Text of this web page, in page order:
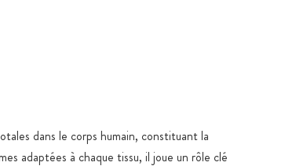
Stockage en verre ambré ou dans
spécifiques selon le règlement CE 10/
dans le corps humain, constituant la
adaptées à chaque tissu, il joue un rôle clé